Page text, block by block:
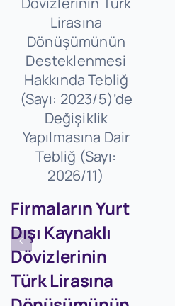
Firmaların Yurt
Dışı Kaynaklı
Dövizlerinin
Türk Lirasına